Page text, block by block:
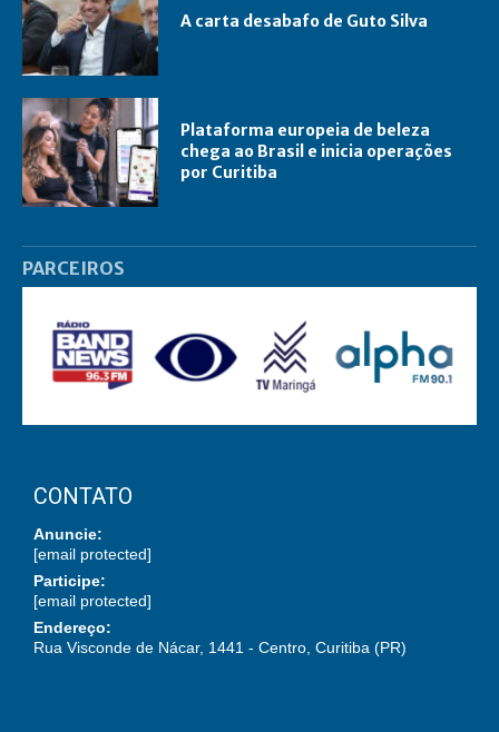
A carta desabafo de Guto Silva
Plataforma europeia de beleza
chega ao Brasil e inicia operações
por Curitiba
PARCEIROS
CONTATO
Anuncie:
[email protected]
Participe:
[email protected]
Endereço:
Rua Visconde de Nácar, 1441 - Centro, Curitiba (PR)